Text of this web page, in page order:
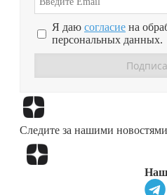
Я даю согласие на
персональных данных.
Следите за нашими